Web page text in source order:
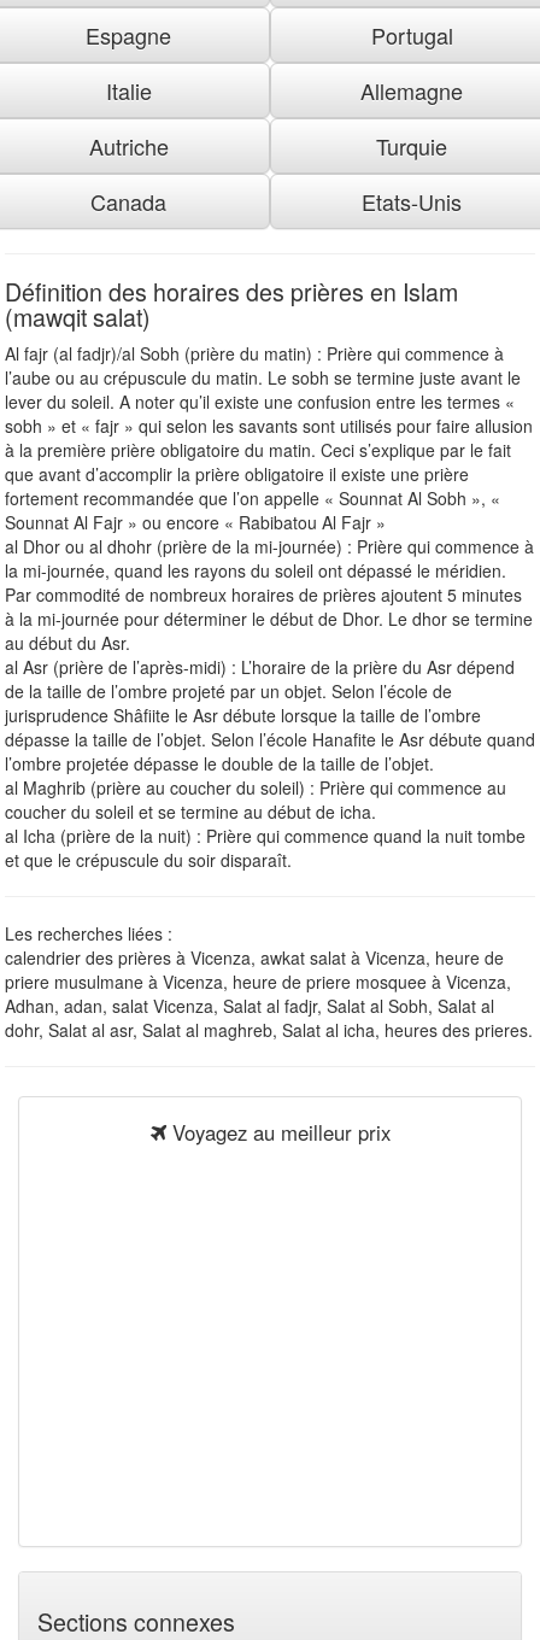
Espagne
Portugal
Italie
Allemagne
Autriche
Turquie
Canada
Etats-Unis
Définition des horaires des prières en Islam
(mawqit salat)
Al fajr (al fadjr)/al Sobh (prière du matin) : Prière qui commence à
l’aube ou au crépuscule du matin. Le sobh se termine juste avant le
lever du soleil. A noter qu’il existe une confusion entre les termes «
sobh » et « fajr » qui selon les savants sont utilisés pour faire allusion
à la première prière obligatoire du matin. Ceci s’explique par le fait
que avant d’accomplir la prière obligatoire il existe une prière
fortement recommandée que l’on appelle « Sounnat Al Sobh », «
Sounnat Al Fajr » ou encore « Rabibatou Al Fajr »
al Dhor ou al dhohr (prière de la mi-journée) : Prière qui commence à
la mi-journée, quand les rayons du soleil ont dépassé le méridien.
Par commodité de nombreux horaires de prières ajoutent 5 minutes
à la mi-journée pour déterminer le début de Dhor. Le dhor se termine
au début du Asr.
al Asr (prière de l’après-midi) : L’horaire de la prière du Asr dépend
de la taille de l’ombre projeté par un objet. Selon l’école de
jurisprudence Shâfiite le Asr débute lorsque la taille de l’ombre
dépasse la taille de l’objet. Selon l’école Hanafite le Asr débute quand
l’ombre projetée dépasse le double de la taille de l’objet.
al Maghrib (prière au coucher du soleil) : Prière qui commence au
coucher du soleil et se termine au début de icha.
al Icha (prière de la nuit) : Prière qui commence quand la nuit tombe
et que le crépuscule du soir disparaît.
Les recherches liées :
calendrier des prières à Vicenza, awkat salat à Vicenza, heure de
priere musulmane à Vicenza, heure de priere mosquee à Vicenza,
Adhan, adan, salat Vicenza, Salat al fadjr, Salat al Sobh, Salat al
dohr, Salat al asr, Salat al maghreb, Salat al icha, heures des prieres.
Voyagez au meilleur prix
Sections connexes